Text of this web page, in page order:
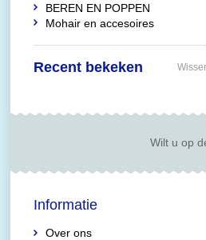
BEREN EN POPPEN
Mohair en accesoires
Recent bekeken
Wilt u op
Informatie
Over ons